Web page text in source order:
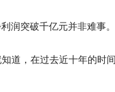
润突破千亿元并非难事。
道，在过去近十年的时